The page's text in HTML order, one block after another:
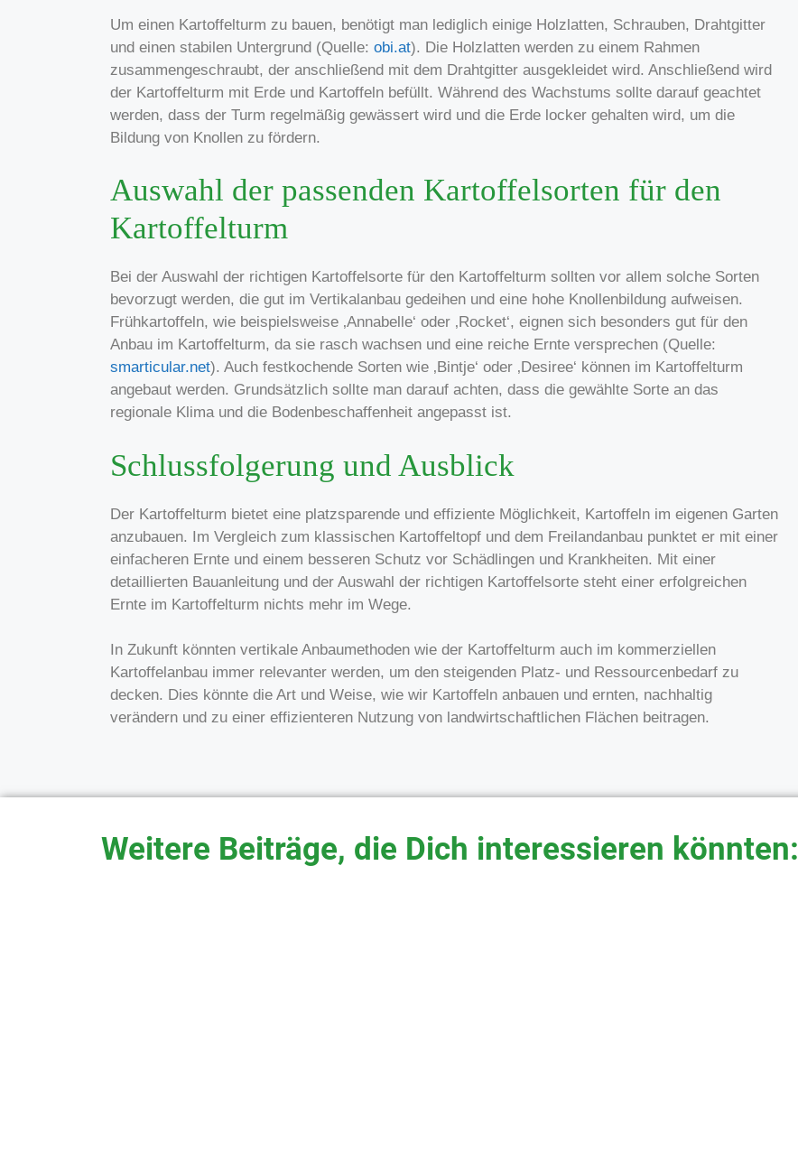
Um einen Kartoffelturm zu bauen, benötigt man lediglich einige Holzlatten, Schrauben, Drahtgitter
und einen stabilen Untergrund (Quelle: obi.at). Die Holzlatten werden zu einem Rahmen
zusammengeschraubt, der anschließend mit dem Drahtgitter ausgekleidet wird. Anschließend wird
der Kartoffelturm mit Erde und Kartoffeln befüllt. Während des Wachstums sollte darauf geachtet
werden, dass der Turm regelmäßig gewässert wird und die Erde locker gehalten wird, um die
Bildung von Knollen zu fördern.
Auswahl der passenden Kartoffelsorten für den
Kartoffelturm
Bei der Auswahl der richtigen Kartoffelsorte für den Kartoffelturm sollten vor allem solche Sorten
bevorzugt werden, die gut im Vertikalanbau gedeihen und eine hohe Knollenbildung aufweisen.
Frühkartoffeln, wie beispielsweise ‚Annabelle‘ oder ‚Rocket‘, eignen sich besonders gut für den
Anbau im Kartoffelturm, da sie rasch wachsen und eine reiche Ernte versprechen (Quelle:
smarticular.net). Auch festkochende Sorten wie ‚Bintje‘ oder ‚Desiree‘ können im Kartoffelturm
angebaut werden. Grundsätzlich sollte man darauf achten, dass die gewählte Sorte an das
regionale Klima und die Bodenbeschaffenheit angepasst ist.
Schlussfolgerung und Ausblick
Der Kartoffelturm bietet eine platzsparende und effiziente Möglichkeit, Kartoffeln im eigenen Garten
anzubauen. Im Vergleich zum klassischen Kartoffeltopf und dem Freilandanbau punktet er mit einer
einfacheren Ernte und einem besseren Schutz vor Schädlingen und Krankheiten. Mit einer
detaillierten Bauanleitung und der Auswahl der richtigen Kartoffelsorte steht einer erfolgreichen
Ernte im Kartoffelturm nichts mehr im Wege.
In Zukunft könnten vertikale Anbaumethoden wie der Kartoffelturm auch im kommerziellen
Kartoffelanbau immer relevanter werden, um den steigenden Platz- und Ressourcenbedarf zu
decken. Dies könnte die Art und Weise, wie wir Kartoffeln anbauen und ernten, nachhaltig
verändern und zu einer effizienteren Nutzung von landwirtschaftlichen Flächen beitragen.
Weitere Beiträge, die Dich interessieren könnten: